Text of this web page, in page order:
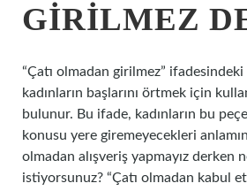
GIRILMEZ
“Çatı olmadan girilmez” ifadesindeki
kadınların başlarını örtmek için
bulunur. Bu ifade, kadınların bu
konusu yere giremeyecekleri
olmadan alışveriş yapmayız derken
istiyorsunuz? “Çatı olmadan kabul